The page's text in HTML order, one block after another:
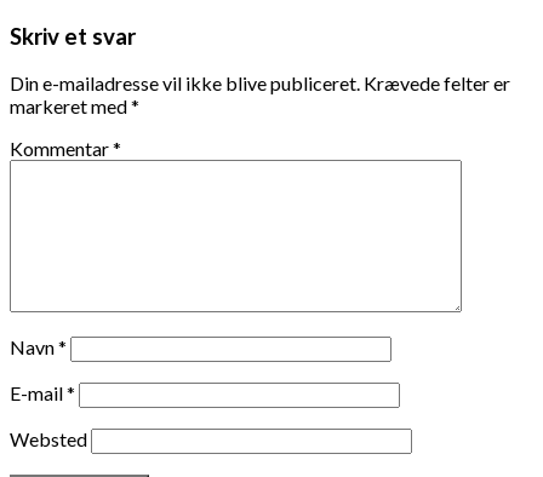
Skriv et svar
Din e-mailadresse vil ikke blive publiceret. Krævede felter er
markeret med*
Kommentar*
Navn*
E-mail*
Websted